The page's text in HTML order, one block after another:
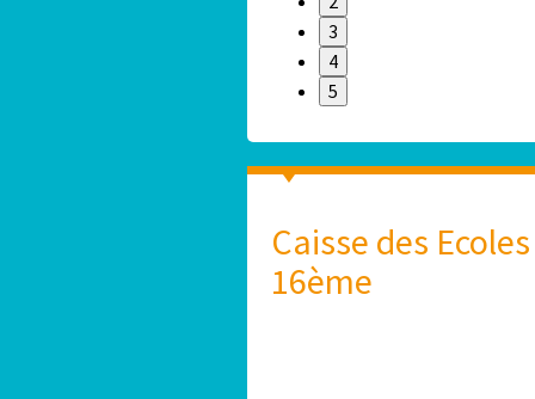
3
4
5
Caisse des
16ème